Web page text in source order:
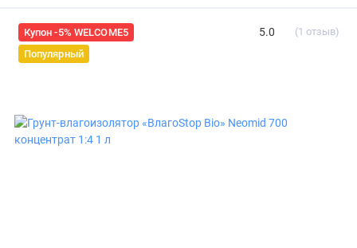
Купон -5% WELCOME5
Популярный
5.0 (1 отзыв)